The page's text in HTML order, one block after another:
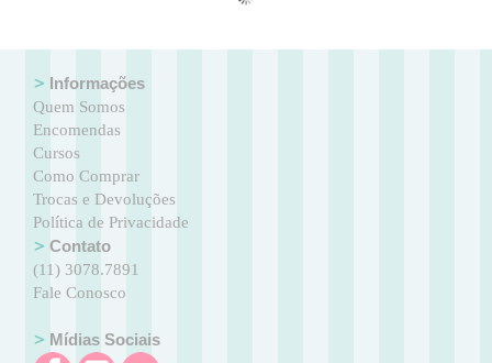
Informações
Quem Somos
Encomendas
Cursos
Como Comprar
Trocas e Devoluções
Política de Privacidade
Contato
(11) 3078.7891
Fale Conosco
Mídias Sociais